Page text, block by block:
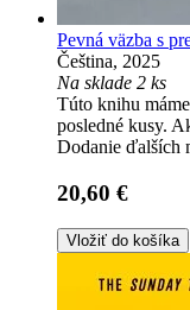
Pevná väzba s
Čeština, 2025
Na sklade 2 ks
Túto knihu
posledné kusy.
Dodanie ďalších
20,60 €
Vložiť do košíka